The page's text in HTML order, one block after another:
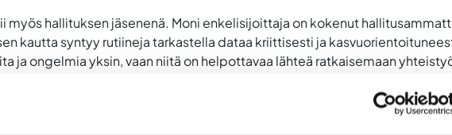
hallituksen jäsenenä. Moni enkelisijoittaja on kokenut
kautta syntyy rutiineja tarkastella dataa kriittisesti ja
ja ongelmia yksin, vaan niitä on helpottavaa lähteä ratkaisemaan
ja tuo arvokasta perspektiiviä.